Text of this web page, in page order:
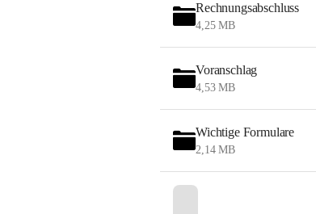
Rechnungsabschluss
4,25 MB
Voranschlag
4,53 MB
Wichtige Formulare
2,14 MB